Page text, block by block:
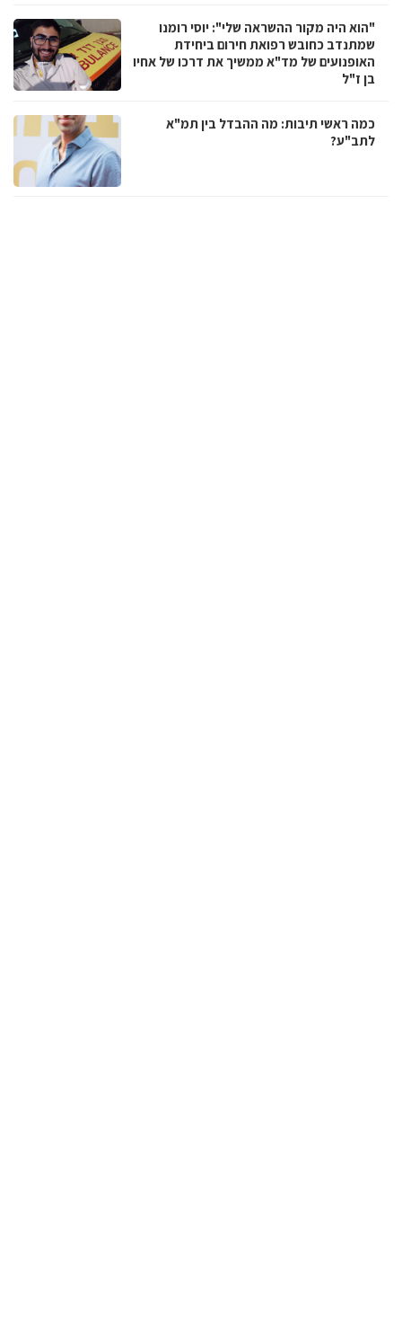
"הוא היה מקור ההשראה שלי": יוסי רומנו
שמתנדב כחובש רפואת חירום ביחידת
האופנועים של מד"א ממשיך את דרכו של אחיו
בן ז"ל
כמה ראשי תיבות: מה ההבדל בין תמ"א
לתב"ע?